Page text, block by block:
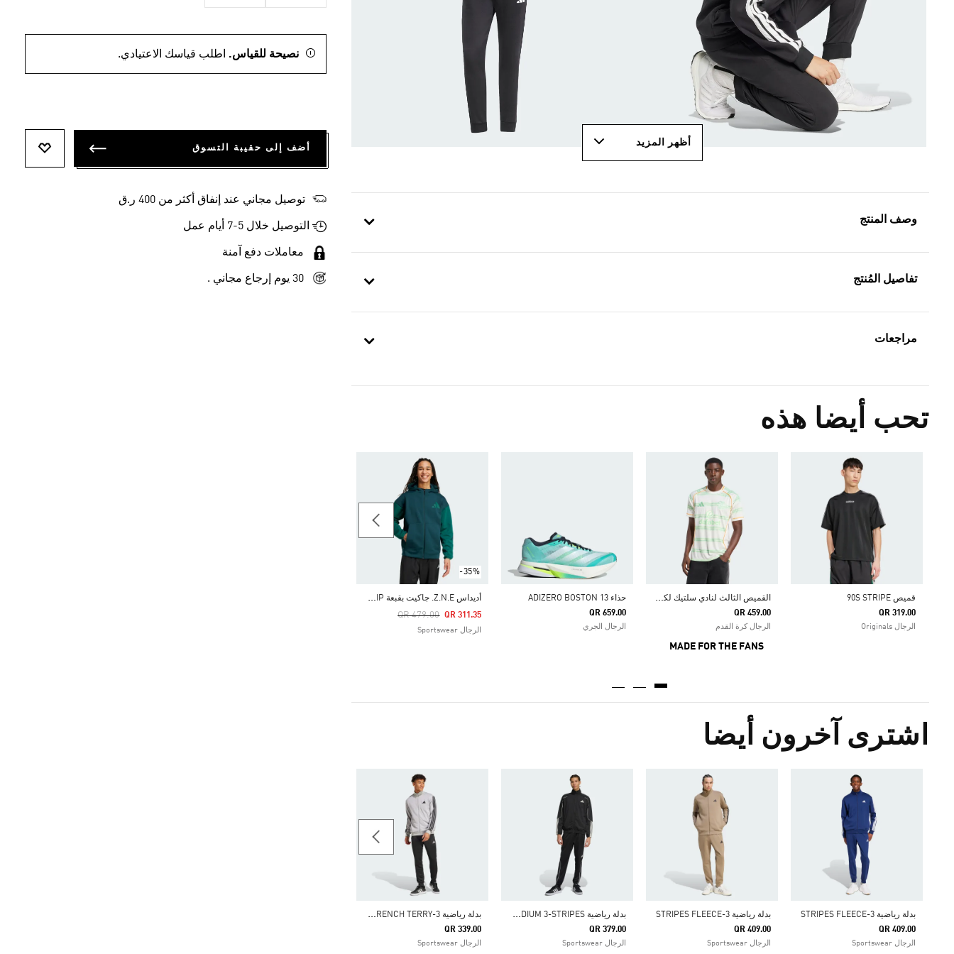
أظهر المزيد
وصف المنتج
تفاصيل المُنتج
مراجعات
تحب أيضا هذه
قميص 90S STRIPE
QR 319.00
الرجال Originals
ا
لقميص الثالث لنادي سلتيك لكرة القدم موسم 25/26
QR 459.00
الرجال كرة القدم
MADE FOR THE FANS
حذاء ADIZERO BOSTON 13
QR 659.00
الرجال الجري
-35%
أ
ديداس Z.N.E. جاكيت بقبعة FULL-ZIP
Price Reduced From
QR 479.00
To QR 311.35
الرجال Sportswear
اشترى آخرون أيضا
بدلة رياضية 3-STRIPES FLEECE
QR 409.00
الرجال Sportswear
بدلة رياضية 3-STRIPES FLEECE
QR 409.00
الرجال Sportswear
ب
دلة رياضية STADIUM 3-STRIPES
QR 379.00
الرجال Sportswear
ب
دلة رياضية 3-STRIPES FRENCH TERRY
QR 339.00
الرجال Sportswear
نصيحة للقياس. اطلب قياسك الاعتيادي.
أضف إلى حقيبة التسوق
توصيل مجاني عند إنفاق أكثر من 400 ر.ق
التوصيل خلال 5-7 أيام عمل
معاملات دفع آمنة
30 يوم إرجاع مجاني .